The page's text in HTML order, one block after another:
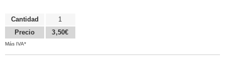
Cantidad
Precio
1
3,50€
Más IVA*